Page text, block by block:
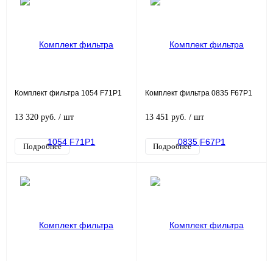
Комплект фильтра 1054 F71P1
13 320 руб. / шт
Подробнее
Комплект фильтра 0835 F67P1
13 451 руб. / шт
Подробнее